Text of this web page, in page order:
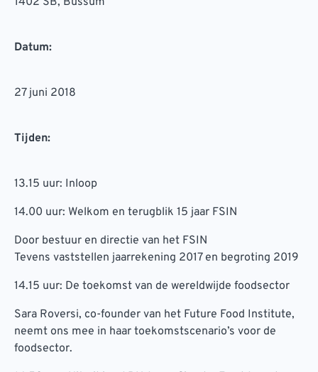
Datum:
27 juni 2018
Tijden:
13.15 uur: Inloop
14.00 uur: Welkom en terugblik 15 jaar FSIN
Door bestuur en directie van het FSIN
Tevens vaststellen jaarrekening 2017 en begroting 2019
14.15 uur: De toekomst van de wereldwijde foodsector
Sara Roversi, co-founder van het Future Food Institute,
neemt ons mee in haar toekomstscenario’s voor de
foodsector.